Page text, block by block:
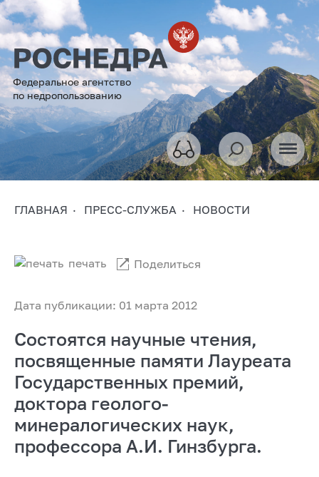
Федеральное агентство
по недропользованию
ГЛАВНАЯ ПРЕСС-СЛУЖБА НОВОСТИ
Дата публикации: 01 марта 2012
печать Поделиться
Состоятся научные чтения,
посвященные памяти Лауреата
Государственных премий,
доктора геолого-
минералогических наук,
профессора А.И. Гинзбурга.